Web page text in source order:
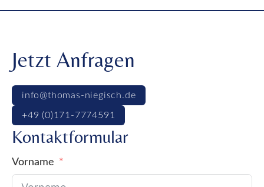
Jetzt Anfragen
info@thomas-niegisch.de
+49 (0)171-7774591
Kontaktformular
Vorname